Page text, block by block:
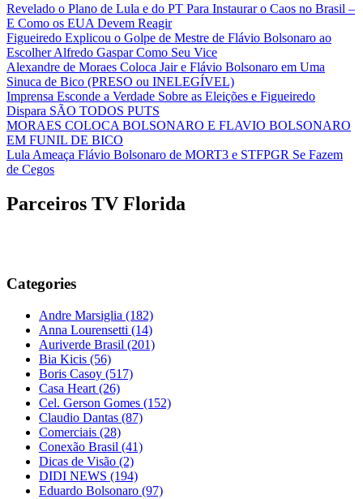
Revelado o Plano de Lula e do PT Para Instaurar o Caos no Brasil –
E Como os EUA Devem Reagir
Figueiredo Explicou o Golpe de Mestre de Flávio Bolsonaro ao
Escolher Alfredo Gaspar Como Seu Vice
Alexandre de Moraes Coloca Jair e Flávio Bolsonaro em Uma
Sinuca de Bico (PRESO ou INELEGÍVEL)
Imprensa Esconde a Verdade Sobre as Eleições e Figueiredo
Dispara SÃO TODOS PUTS
MORAES COLOCA BOLSONARO E FLAVIO BOLSONARO
EM FUNIL DE BICO
Lula Ameaça Flávio Bolsonaro de MORT3 e STFPGR Se Fazem
de Cegos
Parceiros TV Florida
Categories
Andre Marsiglia (182)
Anna Lourensetti (14)
Auriverde Brasil (201)
Bia Kicis (56)
Boris Casoy (517)
Casa Heart (26)
Cel. Gerson Gomes (152)
Claudio Dantas (87)
Comerciais (28)
Conexão Brasil (41)
Dicas de Visão (2)
DIDI NEWS (194)
Eduardo Bolsonaro (97)